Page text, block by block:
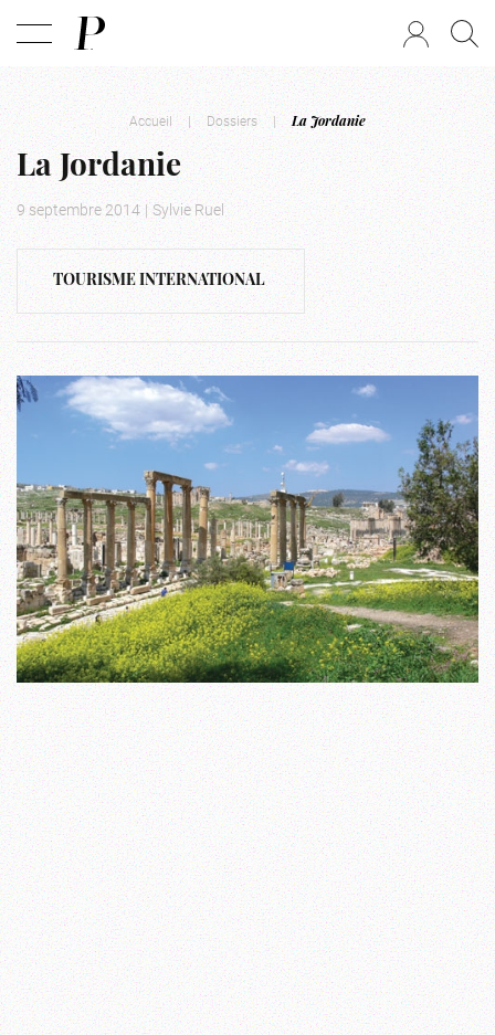
Accueil | Dossiers | La Jordanie
La Jordanie
9 septembre 2014 | Sylvie Ruel
TOURISME INTERNATIONAL